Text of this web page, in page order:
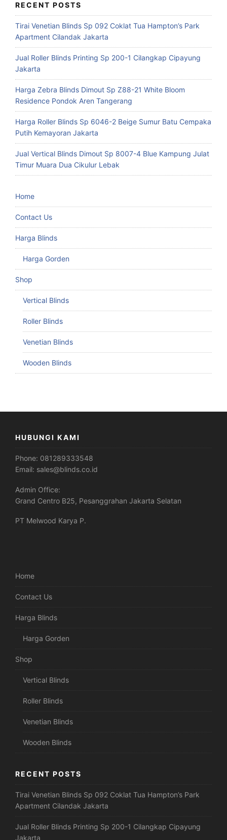
RECENT POSTS
Tirai Venetian Blinds Sp 092 Coklat Tua Hampton’s Park
Apartment Cilandak Jakarta
Jual Roller Blinds Printing Sp 200-1 Cilangkap Cipayung
Jakarta
Harga Zebra Blinds Dimout Sp Z88-21 White Bloom
Residence Pondok Aren Tangerang
Harga Roller Blinds Sp 6046-2 Beige Sumur Batu Cempaka
Putih Kemayoran Jakarta
Jual Vertical Blinds Dimout Sp 8007-4 Blue Kampung Julat
Timur Muara Dua Cikulur Lebak
Home
Contact Us
Harga Blinds
Harga Gorden
Shop
Vertical Blinds
Roller Blinds
Venetian Blinds
Wooden Blinds
HUBUNGI KAMI
Phone: 081289333548
Email: sales@blinds.co.id
Admin Office:
Grand Centro B25, Pesanggrahan Jakarta Selatan
PT Melwood Karya P.
Home
Contact Us
Harga Blinds
Harga Gorden
Shop
Vertical Blinds
Roller Blinds
Venetian Blinds
Wooden Blinds
RECENT POSTS
Tirai Venetian Blinds Sp 092 Coklat Tua Hampton’s Park
Apartment Cilandak Jakarta
Jual Roller Blinds Printing Sp 200-1 Cilangkap Cipayung
Jakarta